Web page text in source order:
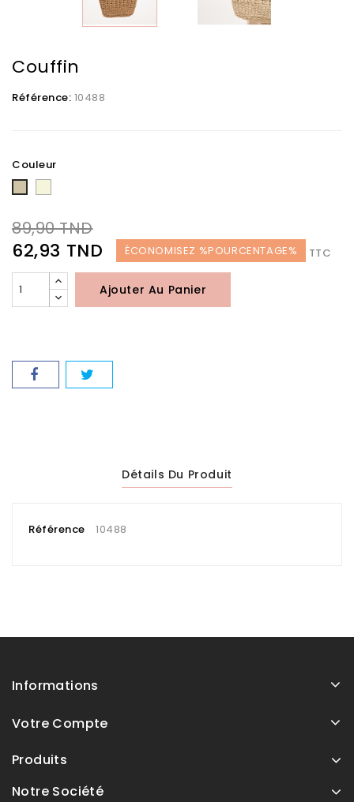
Couffin
Référence: 10488
Couleur
Taupe
89,90 TND
62,93 TND ÉCONOMISEZ %POURCENTAGE% TTC
Ajouter Au Panier
Détails Du Produit
Référence 10488
Informations
Votre Compte
Produits
Notre Société